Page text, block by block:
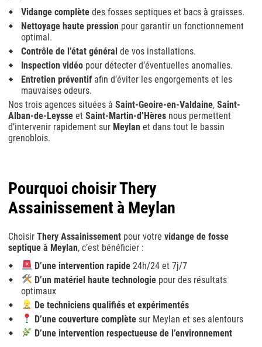
Vidange complète des fosses septiques et bacs à graisses.
Nettoyage haute pression pour garantir un fonctionnement
optimal.
Contrôle de l’état général de vos installations.
Inspection vidéo pour détecter d’éventuelles anomalies.
Entretien préventif afin d’éviter les engorgements et les
mauvaises odeurs.
Nos trois agences situées àSaint-Geoire-en-Valdaine,Saint-
Alban-de-Leysse etSaint-Martin-d’Hères nous permettent
d’intervenir rapidement sur Meylan et dans tout le bassin
grenoblois.
Pourquoi choisir Thery
Assainissement à Meylan
ChoisirThery Assainissement pour votrevidange de fosse
septique à Meylan, c’est bénéficier :
D’une intervention rapide24h/24 et 7j/7
D’un matériel haute technologiepour des résultats
optimaux
De techniciens qualifiés et expérimentés
D’une couverture complètesur Meylan et ses alentours
D’une intervention respectueuse de l’environnement